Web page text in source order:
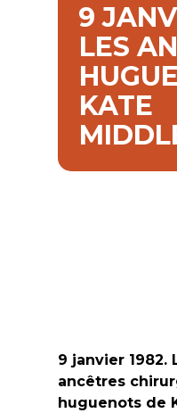
9
LES
KATE
9 janvier 1982.
ancêtres
huguenots de